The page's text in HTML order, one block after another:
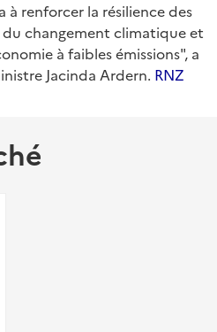
à renforcer la résilience des
du changement climatique et
à faibles émissions", a
Jacinda Ardern. RNZ